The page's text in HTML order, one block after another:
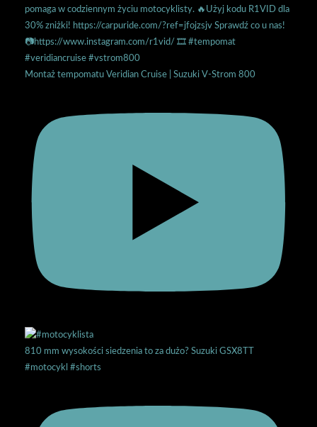
Montaż tempomatu Veridian Cruise | Suzuki V-Strom 800
810 mm wysokości siedzenia to za dużo? Suzuki GSX8TT
#motocykl #shorts